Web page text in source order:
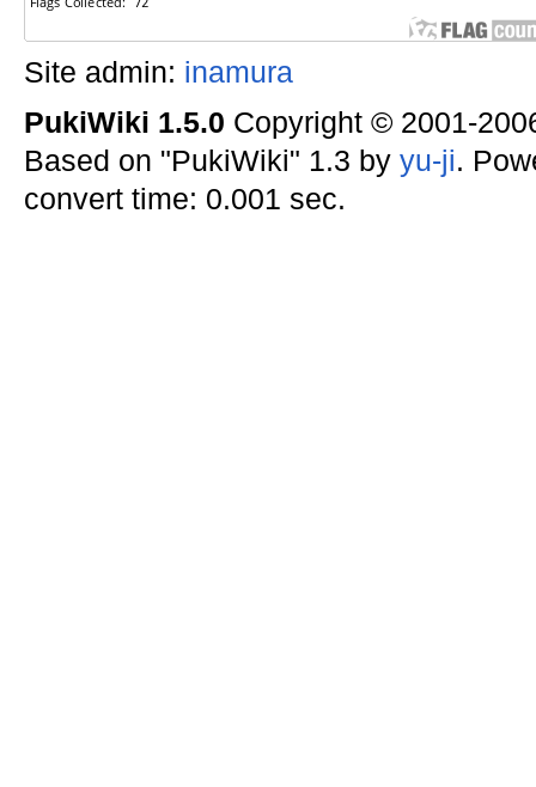
Site admin: inamura
PukiWiki 1.5.0 Copyright © 2001-
Based on "PukiWiki" 1.3 by yu-ji.
convert time: 0.001 sec.